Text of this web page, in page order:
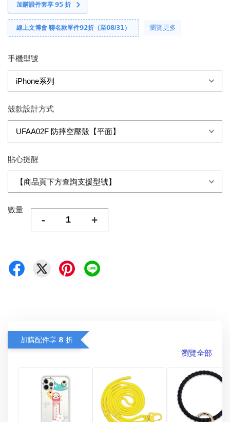
加購證件套享 𝟵𝟱 折
線上文博會 聯名款單件𝟵𝟮折（至𝟬𝟴/𝟯𝟭） 瀏覽更多
手機型號
殼款設計方式
貼心提醒
數量
- +
加購配件享 𝟴 折
瀏覽全部